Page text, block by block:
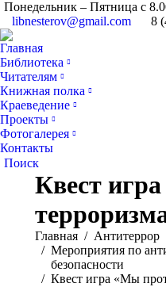
Понедельник – Пятница с
libnesterov@gmail.com
8
Главная
Библиотека
Читателям
Книжная полка
Краеведение
Проекты
Фотогалерея
Контакты
Поиск:
Поиск
Квест
Вы здесь:
Главная
Антитеррор
Мероприятия по
безопасности
Квест игра «Мы